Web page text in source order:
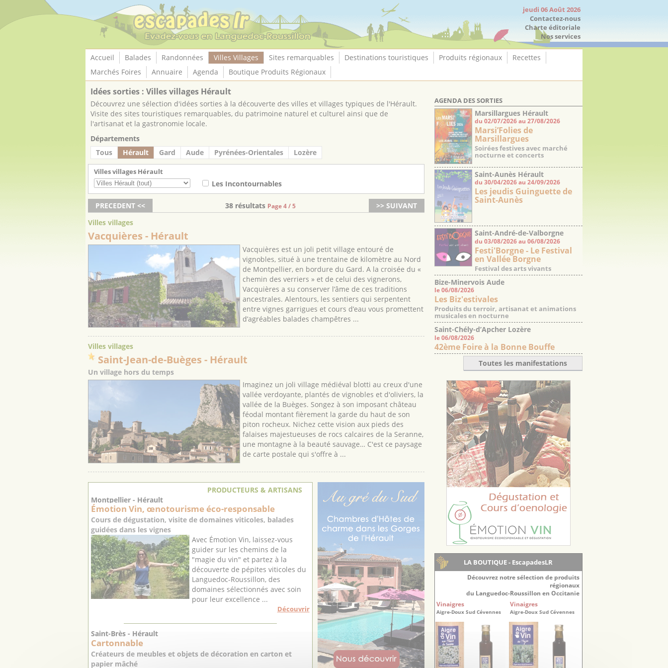
jeudi 06 Août 2026
Contactez-nous
Charte éditoriale
Nos services
Accueil Balades Randonnées Villes Villages Sites remarquables Destinations touristiques Produits régionaux
Recettes
Marchés Foires
Annuaire Agenda Boutique Produits Régionaux
Idées sorties : Villes villages Hérault
Découvrez une sélection d'idées sorties à la découverte des villes et villages typiques de l'Hérault.
Visite des sites touristiques remarquables, du patrimoine naturel et culturel ainsi que de
l'artisanat et la gastronomie locale.
Départements
Tous
Hérault Gard Aude Pyrénées-Orientales Lozère
Villes villages Hérault
Les Incontournables
PRECEDENT << >> SUIVANT
38 résultats Page 4 / 5
Villes villages
Vacquières - Hérault
Vacquières est un joli petit village entouré de
vignobles, situé à une trentaine de kilomètre au Nord
de Montpellier, en bordure du Gard. A la croisée du «
chemin des verriers » et de celui des vignerons,
Vacquières a su conserver l’âme de ces traditions
ancestrales. Alentours, les sentiers qui serpentent
entre vignes garrigues et cours d’eau vous promettent
d’agréables balades champêtres ...
Villes villages
Saint-Jean-de-Buèges - Hérault
Un village hors du temps
Imaginez un joli village médiéval blotti au creux d'une
vallée verdoyante, plantés de vignobles et d'oliviers, la
vallée de la Buèges. Songez à son imposant château
féodal montant fièrement la garde du haut de son
piton rocheux. Nichez cette vision aux pieds des
falaises majestueuses de rocs calcaires de la Seranne,
une montagne à la beauté sauvage… C'est ce paysage
de carte postale qui s'offre à ...
PRODUCTEURS & ARTISANS
Montpellier - Hérault
Émotion Vin, œnotourisme éco-responsable
Cours de dégustation, visite de domaines viticoles, balades
guidées dans les vignes
Avec Émotion Vin, laissez-vous
guider sur les chemins de la
"magie du vin" et partez à la
découverte de pépites viticoles du
Languedoc-Roussillon, des
domaines sélectionnés avec soin
pour leur excellence ...
Découvrir
Saint-Brès - Hérault
Cartonnable
Créateurs de meubles et objets de décoration en carton et
papier mâché
AGENDA DES SORTIES
Marsillargues Hérault
du 02/07/2026 au 27/08/2026
Marsi’Folies de
Marsillargues
Soirées festives avec marché
nocturne et concerts
Saint-Aunès Hérault
du 30/04/2026 au 24/09/2026
Les jeudis Guinguette de
Saint-Aunès
Saint-André-de-Valborgne
Gard
du 03/08/2026 au 06/08/2026
Festi'Borgne - Le Festival
en Vallée Borgne
Festival des arts vivants
Bize-Minervois Aude
le 06/08/2026
Les Biz'estivales
Produits du terroir, artisanat et animations
musicales en nocturne
Saint-Chély-d’Apcher Lozère
le 06/08/2026
42ème Foire à la Bonne Bouffe
Toutes les manifestations
LA BOUTIQUE - EscapadesLR
Découvrez notre sélection de produits
régionaux
du Languedoc-Roussillon en Occitanie
Vinaigres
Aigre-Doux Sud Cévennes
Vinaigres
Aigre-Doux Sud Cévennes
Panneau de gestion des cookies